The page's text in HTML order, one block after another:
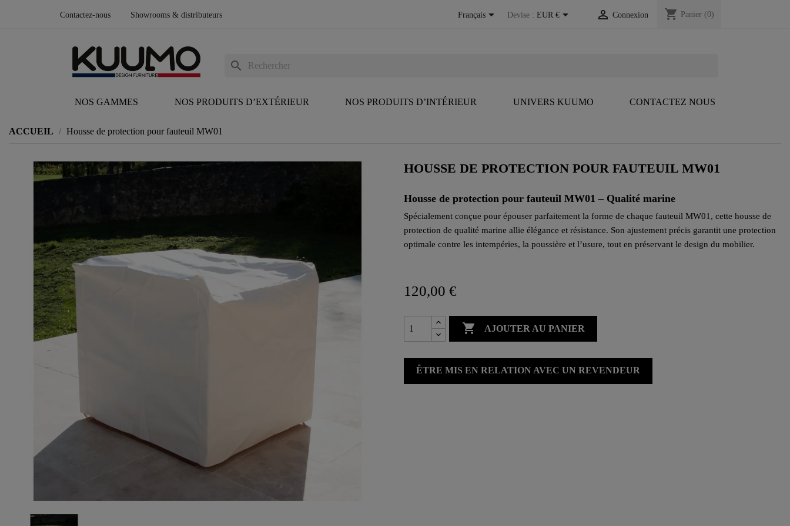
Contactez-nous Showrooms & distributeurs Français Devise : EUR €  Connexion shopping_cart Panier (0)
NOS GAMMES NOS PRODUITS D’EXTÉRIEUR NOS PRODUITS D’INTÉRIEUR UNIVERS KUUMO CONTACTEZ NOUS
search
ACCUEIL Housse de protection pour fauteuil MW01
HOUSSE DE PROTECTION POUR FAUTEUIL MW01
Housse de protection pour fauteuil MW01 – Qualité marine
Spécialement conçue pour épouser parfaitement la forme de chaque fauteuil MW01, cette housse de
protection de qualité marine allie élégance et résistance. Son ajustement précis garantit une protection
optimale contre les intempéries, la poussière et l’usure, tout en préservant le design du mobilier.
120,00 €
 AJOUTER AU PANIER
ÊTRE MIS EN RELATION AVEC UN REVENDEUR